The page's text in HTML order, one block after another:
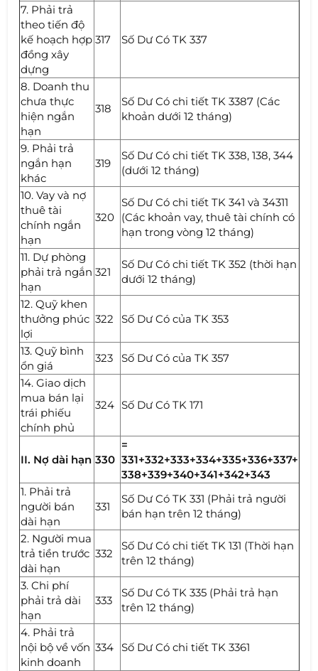
7. Phải trả
theo tiến độ
kế hoạch hợp
đồng xây
dựng
317 Số Dư Có TK 337
8. Doanh thu
chưa thực
hiện ngắn
hạn
318
Số Dư Có chi tiết TK 3387 (Các
khoản dưới 12 tháng)
9. Phải trả
ngắn hạn
khác
319
Số Dư Có chi tiết TK 338, 138, 344
(dưới 12 tháng)
10. Vay và nợ
thuê tài
chính ngắn
hạn
320
Số Dư Có chi tiết TK 341 và 34311
(Các khoản vay, thuê tài chính có
hạn trong vòng 12 tháng)
11. Dự phòng
phải trả ngắn
hạn
321
Số Dư Có chi tiết TK 352 (thời hạn
dưới 12 tháng)
12. Quỹ khen
thưởng phúc
lợi
322 Số Dư Có của TK 353
13. Quỹ bình
ổn giá
323
Số Dư Có của TK 357
14. Giao dịch
mua bán lại
trái phiếu
chính phủ
324 Số Dư Có TK 171
II. Nợ dài hạn 330
=
331+332+333+334+335+336+337+
338+339+340+341+342+343
1. Phải trả
người bán
dài hạn
331
Số Dư Có TK 331 (Phải trả người
bán hạn trên 12 tháng)
2. Người mua
trả tiền trước
dài hạn
332
Số Dư Có chi tiết TK 131 (Thời hạn
trên 12 tháng)
3. Chi phí
phải trả dài
hạn
333
Số Dư Có TK 335 (Phải trả hạn
trên 12 tháng)
4. Phải trả
nội bộ về vốn
kinh doanh
334 Số Dư Có chi tiết TK 3361